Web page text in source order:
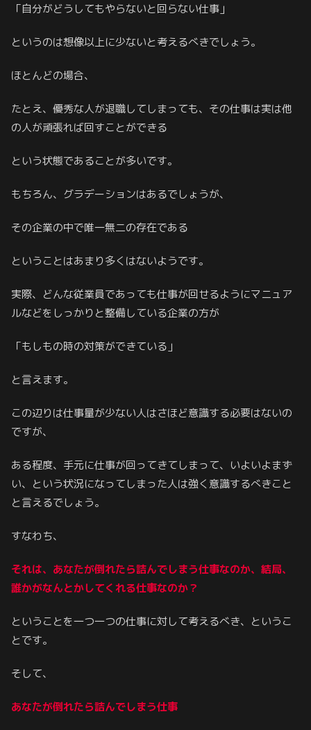
「自分がどうしてもやらないと回らない仕事」
というのは想像以上に少ないと考えるべきでしょう。
ほとんどの場合、
たとえ、優秀な人が退職してしまっても、その仕事は実は他
の人が頑張れば回すことができる
という状態であることが多いです。
もちろん、グラデーションはあるでしょうが、
その企業の中で唯一無二の存在である
ということはあまり多くはないようです。
実際、どんな従業員であっても仕事が回せるようにマニュア
ルなどをしっかりと整備している企業の方が
「もしもの時の対策ができている」
と言えます。
この辺りは仕事量が少ない人はさほど意識する必要はないの
ですが、
ある程度、手元に仕事が回ってきてしまって、いよいよまず
い、という状況になってしまった人は強く意識するべきこと
と言えるでしょう。
すなわち、
それは、あなたが倒れたら詰んでしまう仕事なのか、 結局、
誰かがなんとかしてくれる仕事なのか？
ということを一つ一つの仕事に対して考えるべき、というこ
とです。
そして、
あなたが倒れたら詰んでしまう仕事